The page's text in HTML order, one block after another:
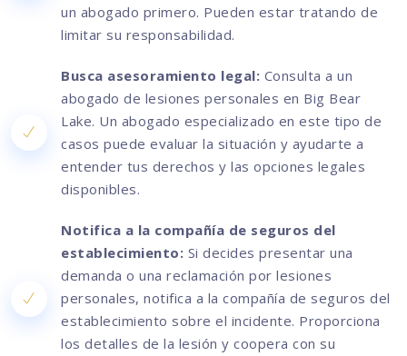
un abogado primero. Pueden estar tratando de
limitar su responsabilidad.
Busca asesoramiento legal: Consulta a un
abogado de lesiones personales en Big Bear
Lake. Un abogado especializado en este tipo de
casos puede evaluar la situación y ayudarte a
entender tus derechos y las opciones legales
disponibles.
Notifica a la compañía de seguros del
establecimiento: Si decides presentar una
demanda o una reclamación por lesiones
personales, notifica a la compañía de seguros del
establecimiento sobre el incidente. Proporciona
los detalles de la lesión y coopera con su